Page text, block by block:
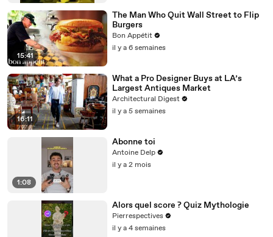
15:41
The Man Who Quit Wall Street to Flip
Burgers
Bon Appétit
il y a 6 semaines
16:11
What a Pro Designer Buys at LA’s
Largest Antiques Market
Architectural Digest
il y a 5 semaines
1:08
Abonne toi
Antoine Delp
il y a 2 mois
Alors quel score ? Quiz Mythologie
Pierrespectives
il y a 4 semaines